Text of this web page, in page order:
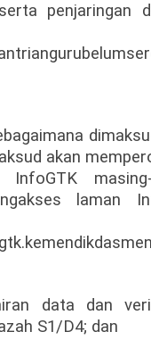
penjaringan
akan
InfoGTK
laman
data dan
S1/D4; dan